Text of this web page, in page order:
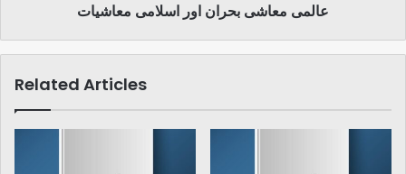
عالمی معاشی بحران اور اسلامی معاشیات
Related Articles